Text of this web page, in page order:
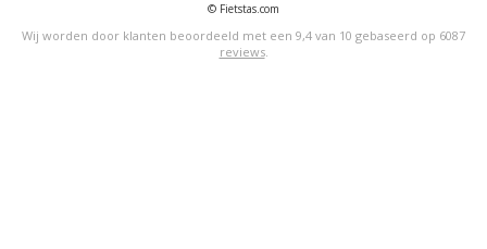
© Fietstas.com
Wij worden door klanten beoordeeld met een 9,4 van 10 gebaseerd op 6087
reviews.